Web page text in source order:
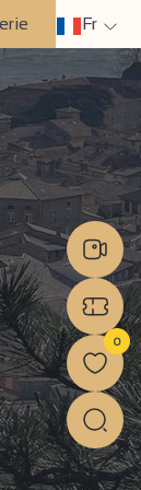
Fr
0